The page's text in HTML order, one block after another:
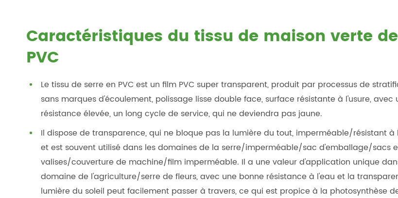
Caractéristiques du tissu de maison verte de
PVC
Le tissu de serre en PVC est un film PVC super transparent, produit par processus de
sans marques d'écoulement, polissage lisse double face, surface résistante à l'usure, avec
résistance élevée, un long cycle de service, qui ne deviendra pas jaune.
Il dispose de transparence, qui ne bloque pas la lumière du tout, imperméable/résistant à
et est souvent utilisé dans les domaines de la serre/imperméable/sac d'emballage/sacs
valises/couverture de machine/film imperméable. Il a une valeur d'application unique
domaine de l'agriculture/serre de fleurs, avec une bonne résistance à l'eau et la
lumière du soleil peut facilement passer à travers, ce qui est propice à la photosynthèse